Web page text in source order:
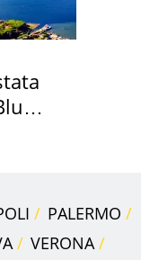
PALERMO
VERONA